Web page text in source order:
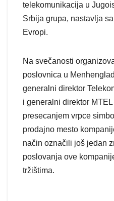
telekomunikacija u
Srbija grupa, nastavlja
Evropi.
Na svečanosti
poslovnica u
generalni direktor
i generalni direktor
presecanjem vrpce
prodajno mesto
način označili još jedan
poslovanja ove
tržištima.